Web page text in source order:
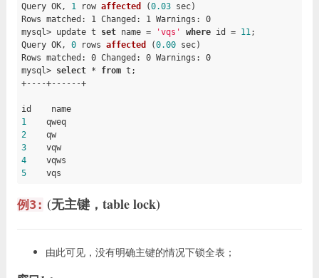
Query OK, 1 row affected (0.03 sec)
Rows matched: 1 Changed: 1 Warnings: 0
mysql> update t set name = 'vqs' where id = 11;
Query OK, 0 rows affected (0.00 sec)
Rows matched: 0 Changed: 0 Warnings: 0
mysql> select * from t ;
+----+------+
id    name
1
    qweq
2
    qw
3
    vqw
4
5
    vqs
例3: (无主键，table lock)
由此可见，没有明确主键的情况下锁全表；